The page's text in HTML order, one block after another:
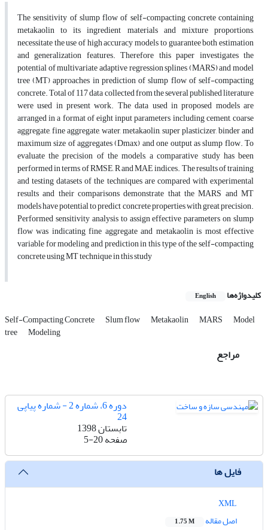
The sensitivity of slump flow of self-compacting concrete containing
metakaolin to its ingredient materials and mixture proportions,
necessitate the use of high accuracy models to guarantee both estimation
and generalization features. Therefore this paper investigates the
potential of multivariate adaptive regression splines (MARS) and model
tree (MT) approaches in prediction of slump flow of self-compacting
concrete. Total of 117 data collected from the several published literature
were used in present work. The data used in proposed models are
arranged in a format of eight input parameters including cement, coarse
aggregate, fine aggregate, water, metakaolin, super plasticizer, binder and
maximum size of aggregates (Dmax) and one output as slump flow. To
evaluate the precision of the models, a comparative study has been
performed in terms of RMSE, R and MAE indices. The results of training
and testing datasets of the techniques are compared with experimental
results and their comparisons demonstrate that the MARS and MT
models have potential to predict concrete properties with great precision.
Performed sensitivity analysis to assign effective parameters on slump
flow was indicating fine aggregate and metakaolin is most effective
variable for modeling and prediction in this type of the self-compacting
concrete using MT technique in this study
کلیدواژه‌ها English
Self-Compacting Concrete Slum flow Metakaolin MARS Model
tree Modeling
مراجع
دوره 6، شماره 2 - شماره پیاپی
24
تابستان 1398
صفحه5-20
فایل ها
اصل مقاله
1.75 M